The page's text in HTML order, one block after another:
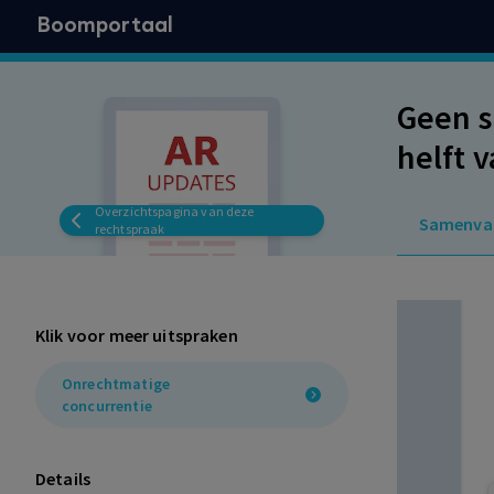
Boomportaal
Overzichtspagina van deze
rechtspraak
Geen
helft
Klik voor meer uitspraken
Onrechtmatige
concurrentie
Details